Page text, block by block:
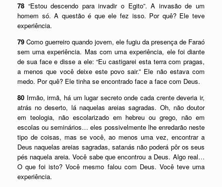
78 “Estou descendo para invadir o Egito”. A invasão de um
homem só. A questão é que ele fez isso. Por quê? Ele teve
experiência.
79 Como guerreiro quando jovem, ele fugiu da presença de Faraó
sem uma experiência. Mas com uma experiência, ele foi diante
de sua face e disse a ele: “Eu castigarei esta terra com pragas,
a menos que você deixe este povo sair.” Ele não estava com
medo. Por quê? Ele tinha se encontrado face a face com Deus.
80 Irmão, irmã, há um lugar secreto onde cada crente deveria ir,
atrás no deserto, lá naquelas areias sagradas. Oh, não doutor
em teologia, não escolarizado em hebreu ou grego, não em
escolas ou seminários… eles possivelmente lhe enredarão neste
tipo de coisas, mas se você, ao menos uma vez, encontrar a
Deus naquelas areias sagradas, satanás não poderá pôr os seus
pés naquela areia. Você sabe que encontrou a Deus. Algo real…
O que foi isto? Você mesmo falou com Deus. Você teve uma
experiência.